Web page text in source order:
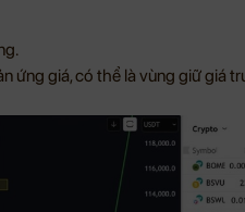
ứng giá, có thể là vùng giữ giá